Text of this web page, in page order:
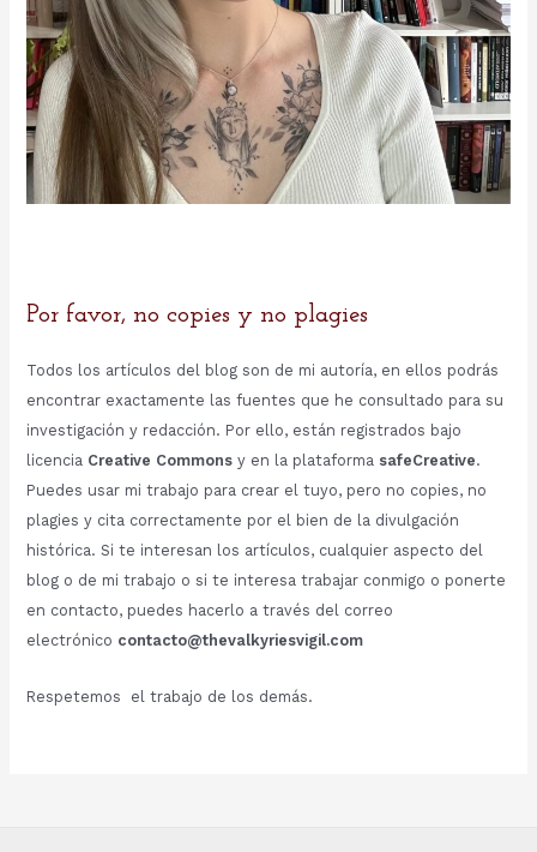
Por favor, no copies y no plagies
Todos los artículos del blog son de mi autoría, en ellos podrás
encontrar exactamente las fuentes que he consultado para su
investigación y redacción. Por ello, están registrados bajo
licencia Creative Commonsy en la plataforma safeCreative.
Puedes usar mi trabajo para crear el tuyo, pero no copies, no
plagies y cita correctamente por el bien de la divulgación
histórica. Si te interesan los artículos, cualquier aspecto del
blog o de mi trabajo o si te interesa trabajar conmigo o ponerte
en contacto, puedes hacerlo a través del correo
electrónico contacto@thevalkyriesvigil.com
Respetemos el trabajo de los demás.